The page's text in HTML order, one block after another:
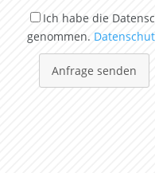
Ich habe die
genommen.
Anfrage senden